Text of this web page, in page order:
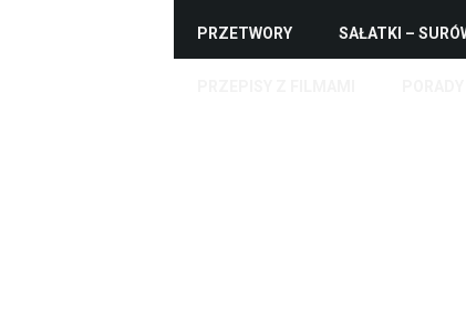
PRZETWORY SAŁATKI –